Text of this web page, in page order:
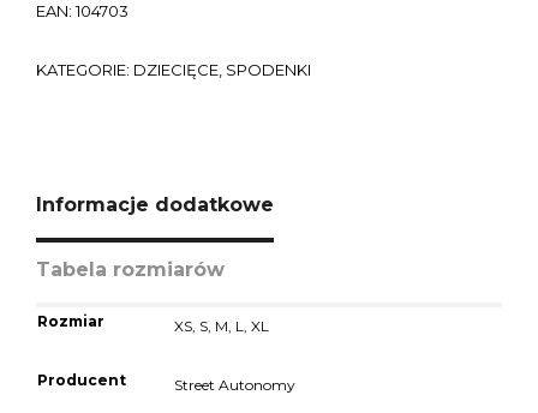
EAN:104703
KATEGORIE: DZIECIĘCE SPODENKI
Informacje dodatkowe
Tabela rozmiarów
Rozmiar XS S M L ,XL
Producent Street Autonomy